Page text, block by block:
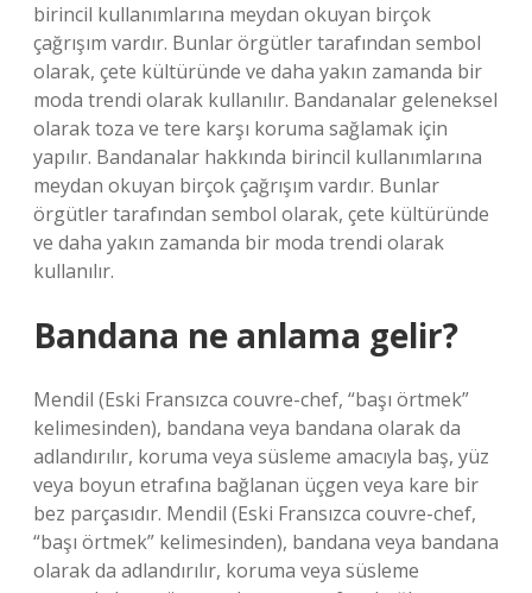
birincil kullanımlarına meydan okuyan birçok
çağrışım vardır. Bunlar örgütler tarafından sembol
olarak, çete kültüründe ve daha yakın zamanda bir
moda trendi olarak kullanılır. Bandanalar geleneksel
olarak toza ve tere karşı koruma sağlamak için
yapılır. Bandanalar hakkında birincil kullanımlarına
meydan okuyan birçok çağrışım vardır. Bunlar
örgütler tarafından sembol olarak, çete kültüründe
ve daha yakın zamanda bir moda trendi olarak
kullanılır.
Bandana ne anlama gelir?
Mendil (Eski Fransızca couvre-chef, “başı örtmek”
kelimesinden), bandana veya bandana olarak da
adlandırılır, koruma veya süsleme amacıyla baş, yüz
veya boyun etrafına bağlanan üçgen veya kare bir
bez parçasıdır. Mendil (Eski Fransızca couvre-chef,
“başı örtmek” kelimesinden), bandana veya bandana
olarak da adlandırılır, koruma veya süsleme